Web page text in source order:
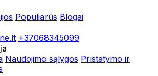
Populiarūs Blogai
+37068345099
Naudojimo sąlygos Pristatymo ir